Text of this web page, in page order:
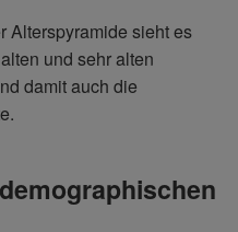
Alterspyramide sieht es
und sehr alten
damit auch die